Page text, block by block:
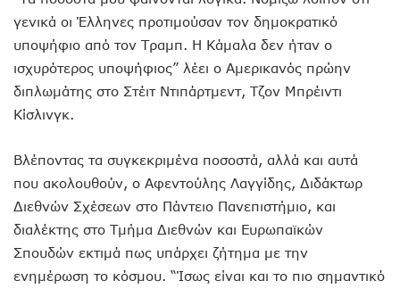
γενικά οι Έλληνες προτιμούσαν τον δημοκρατικό
υποψήφιο από τον Τραμπ. Η Κάμαλα δεν ήταν ο
ισχυρότερος υποψήφιος” λέει ο Αμερικανός πρώην
διπλωμάτης στο Στέιτ Ντιπάρτμεντ, Τζον Μπρέιντι
Κίσλινγκ.
Βλέποντας τα συγκεκριμένα ποσοστά, αλλά και αυτά
που ακολουθούν, ο Αφεντούλης Λαγγίδης, Διδάκτωρ
Διεθνών Σχέσεων στο Πάντειο Πανεπιστήμιο, και
διαλέκτης στο Τμήμα Διεθνών και Ευρωπαϊκών
Σπουδών εκτιμά πως υπάρχει ζήτημα με την
ενημέρωση το κόσμου. “Ίσως είναι και το πιο σημαντικό